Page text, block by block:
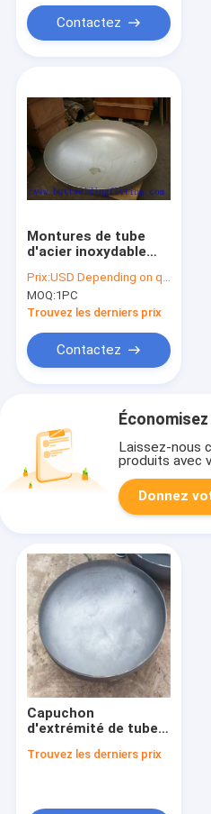
Contactez
Montures de tube
d'acier inoxydable
avancent le chapeau
soudé bout à bout de
tuyau
Prix:USD Depending on quantity
MOQ:1PC
Trouvez les derniers prix
Contactez
Laissez-nous
produits avec
Donnez
Capuchon
d'extrémité de tube
de taille et
connexion etc.
Trouvez les derniers prix